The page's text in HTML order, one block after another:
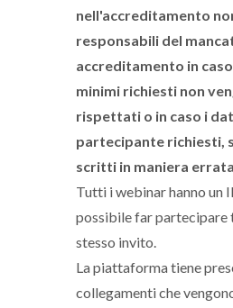
nell'accreditamento
responsabili del
accreditamento in
minimi richiesti non
rispettati o in caso i
partecipante richiesti,
scritti in maniera
Tutti i webinar hanno un
possibile far partecipare
stesso invito.
La piattaforma tiene
collegamenti che